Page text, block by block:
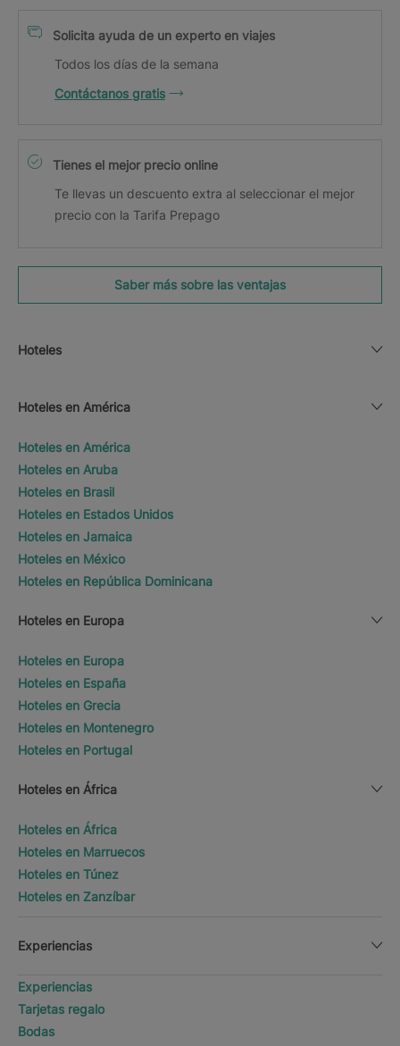
Solicita ayuda de un experto en viajes
Todos los días de la semana
Contáctanos gratis
Tienes el mejor precio online
Te llevas un descuento extra al seleccionar el mejor
precio con la Tarifa Prepago
Saber más sobre las ventajas
Hoteles
Hoteles en América
Hoteles en América
Hoteles en Aruba
Hoteles en Brasil
Hoteles en Estados Unidos
Hoteles en Jamaica
Hoteles en México
Hoteles en República Dominicana
Hoteles en Europa
Hoteles en Europa
Hoteles en España
Hoteles en Grecia
Hoteles en Montenegro
Hoteles en Portugal
Hoteles en África
Hoteles en África
Hoteles en Marruecos
Hoteles en Túnez
Hoteles en Zanzíbar
Experiencias
Experiencias
Tarjetas regalo
Bodas